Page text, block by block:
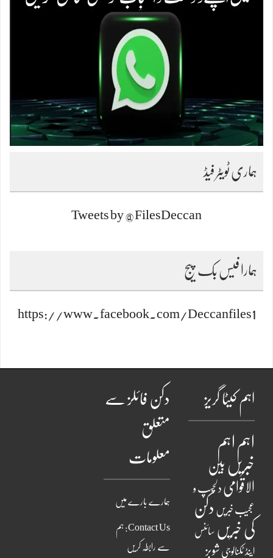
ہماری ٹویٹر فیڈ
Tweets by @FilesDeccan
ہمارا فیس بک پیج
https://www.facebook.com/Deccanfiles1
اہم کیٹا گریز
اہم اہم
خبریں بین
الاقوامی دلچسپ و
عجیب خبریں دکن
کی خبریں سائنس
اینڈ ٹکنالوجی شوبز
دکن فائلز سے
متعلق
معلومات
ہمارے بارے میں
Contact Us: ہم
سے رابطہ کریں